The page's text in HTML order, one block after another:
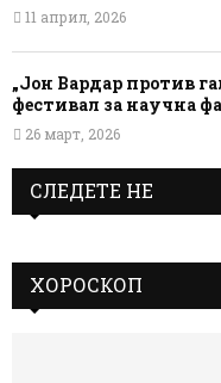
11 април, 2026
„Јон Вардар против
фестивал за научна
26 март, 2026
СЛЕДЕТЕ НЕ
ХОРОСКОП